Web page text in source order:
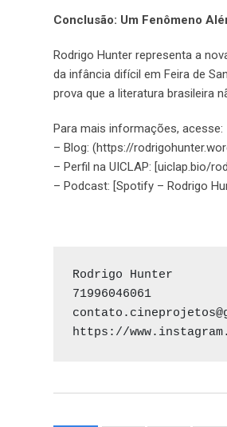
Conclusão: Um Fenômeno
Rodrigo Hunter representa a
da infância difícil em Feira de
prova que a literatura brasileira
Para mais informações, acesse:
– Blog: (https://
– Perfil na UICLAP: [uiclap.bio/
– Podcast: [Spotify – Rodrigo
Rodrigo Hunter
71996046061
https://